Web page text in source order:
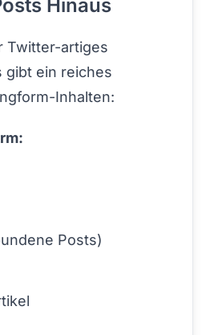
Hinaus
Twitter-artiges
gibt ein reiches
Inhalten:
Posts)